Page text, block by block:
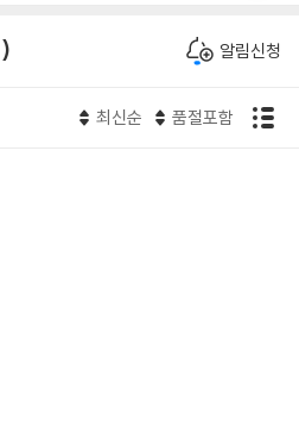
알림신청
최신순 품절포함